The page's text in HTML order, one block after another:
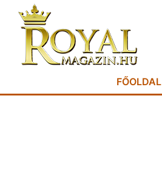
FŐOLDAL